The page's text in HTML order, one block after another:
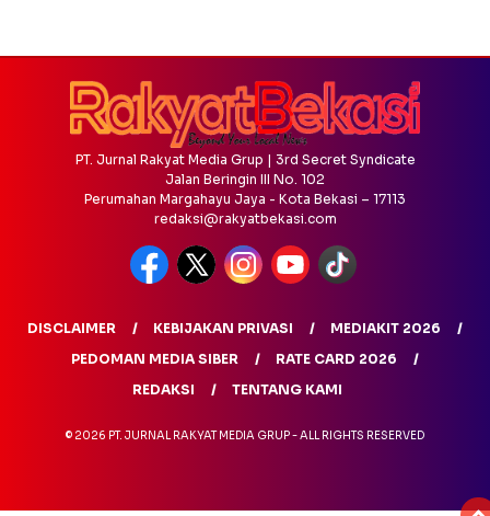
PT. Jurnal Rakyat Media Grup | 3rd Secret Syndicate
Jalan Beringin III No. 102
Perumahan Margahayu Jaya - Kota Bekasi – 17113
redaksi@rakyatbekasi.com
DISCLAIMER KEBIJAKAN PRIVASI
MEDIAKIT 2026
PEDOMAN MEDIA SIBER
RATE CARD 2026
REDAKSI
TENTANG KAMI
© 2026 PT. JURNAL RAKYAT MEDIA GRUP - ALL RIGHTS RESERVED